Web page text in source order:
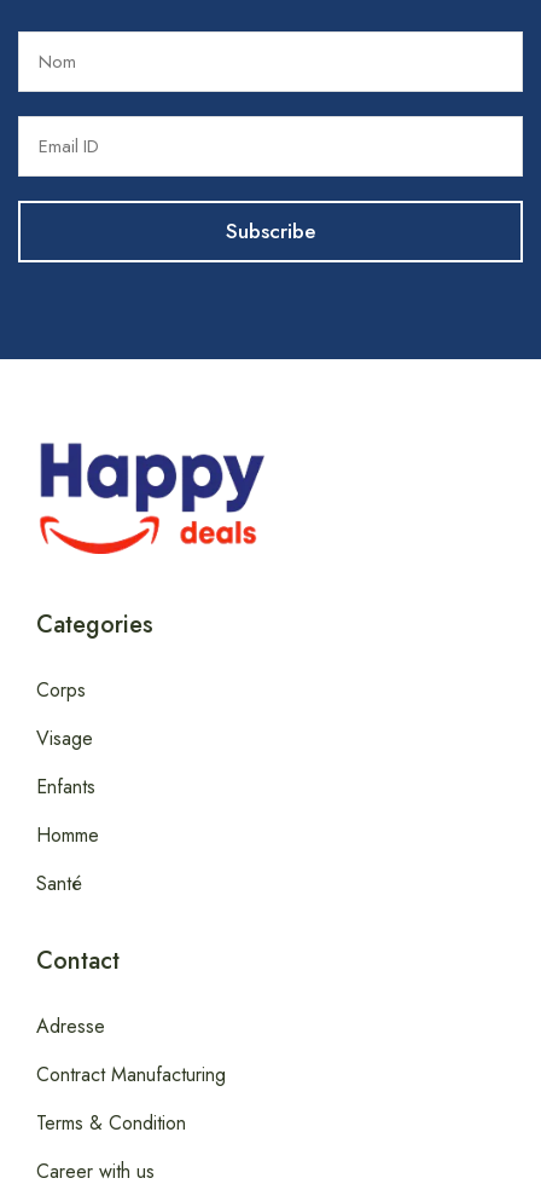
Categories
Corps
Visage
Enfants
Homme
Santé
Contact
Adresse
Contract Manufacturing
Terms & Condition
Career with us